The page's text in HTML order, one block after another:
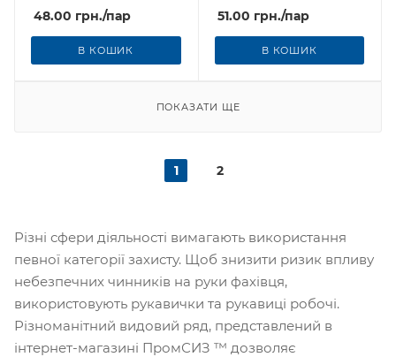
48.00 грн./пар
В КОШИК
51.00 грн./пар
В КОШИК
ПОКАЗАТИ ЩЕ
1 2
Різні сфери діяльності вимагають використання
певної категорії захисту. Щоб знизити ризик впливу
небезпечних чинників на руки фахівця,
використовують рукавички та рукавиці робочі.
Різноманітний видовий ряд, представлений в
інтернет-магазині ПромСИЗ ™ дозволяє